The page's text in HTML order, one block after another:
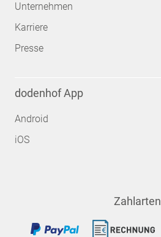
Unternehmen
Karriere
Presse
dodenhof App
Android
iOS
Zahlarten